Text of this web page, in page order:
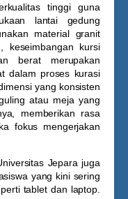
tinggi guna
lantai gedung
material granit
keseimbangan kursi
berat merupakan
dalam proses kurasi
yang konsisten
atau meja yang
memberikan rasa
fokus mengerjakan
Jepara juga
yang kini sering
tablet dan laptop.